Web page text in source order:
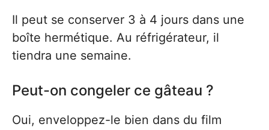
Il peut se conserver 3 à 4 jours dans une
boîte hermétique. Au réfrigérateur, il
tiendra une semaine.
Peut-on congeler ce gâteau ?
Oui, enveloppez-le bien dans du film